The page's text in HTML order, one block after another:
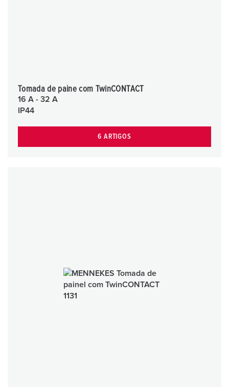
Tomada de paine com TwinCONTACT
16 A - 32 A
IP44
6 ARTIGOS